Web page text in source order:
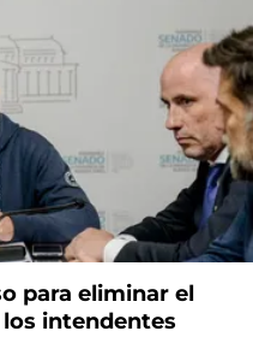
para eliminar el
intendentes